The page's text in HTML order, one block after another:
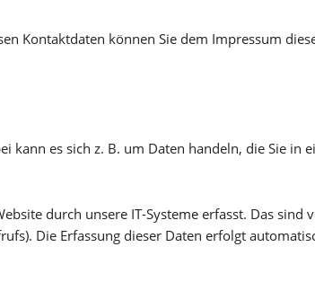
Kontaktdaten können Sie dem Impressum
kann es sich z. B. um Daten handeln, die Sie in
durch unsere IT-Systeme erfasst. Das sind
Die Erfassung dieser Daten erfolgt